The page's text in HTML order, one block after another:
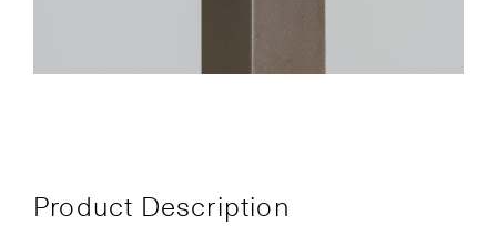
Product Description